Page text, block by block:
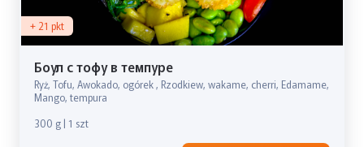
+ 21 pkt
Боул с тофу в темпуре
Ryż, Tofu, Awokado, ogórek , Rzodkiew, wakame, cherri, Edamame,
Mango, tempura
300 g | 1 szt